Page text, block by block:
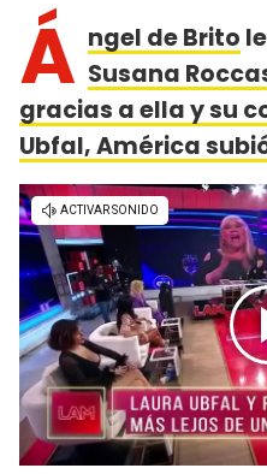
Á ngel de Brito
Susana
gracias a ella y su
Ubfal, América